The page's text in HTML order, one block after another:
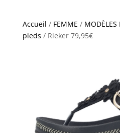
Accueil / FEMME / MODÈLES
pieds / Rieker 79,95€